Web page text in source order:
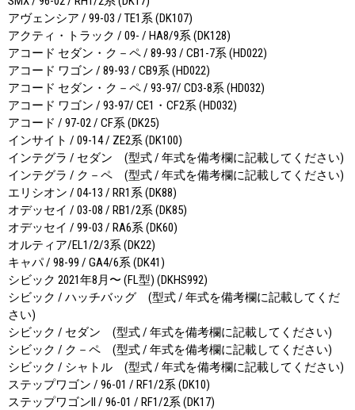
アヴェンシア / 99-03 / TE1系 (DK107)
アクティ・トラック / 09- / HA8/9系 (DK128)
アコード セダン・ク－ペ / 89-93 / CB1-7系 (HD022)
アコード ワゴン / 89-93 / CB9系 (HD022)
アコード セダン・ク－ペ / 93-97/ CD3-8系 (HD032)
アコード ワゴン / 93-97/ CE1・CF2系 (HD032)
アコード / 97-02 / CF系 (DK25)
インサイト / 09-14 / ZE2系 (DK100)
インテグラ / セダン (型式 / 年式を備考欄に記載してください)
インテグラ / ク－ペ (型式 / 年式を備考欄に記載してください)
エリシオン / 04-13 / RR1系 (DK88)
オデッセイ / 03-08 / RB1/2系 (DK85)
オデッセイ / 99-03 / RA6系 (DK60)
オルティア/EL1/2/3系 (DK22)
キャパ / 98-99 / GA4/6系 (DK41)
シビック 2021年8月〜 (FL型) (DKHS992)
シビック / ハッチバッグ (型式 / 年式を備考欄に記載してくだ
さい)
シビック / セダン (型式 / 年式を備考欄に記載してください)
シビック / ク－ペ (型式 / 年式を備考欄に記載してください)
シビック / シャトル (型式 / 年式を備考欄に記載してください)
ステップワゴン / 96-01 / RF1/2系 (DK10)
ステップワゴンII / 96-01 / RF1/2系 (DK17)